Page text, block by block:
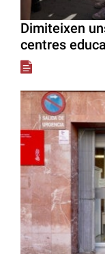
Dimiteixen
centres